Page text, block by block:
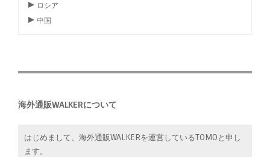
ロシア
中国
海外通販WALKERについて
はじめまして、海外通販WALKERを運営しているTOMOと申し
ます。